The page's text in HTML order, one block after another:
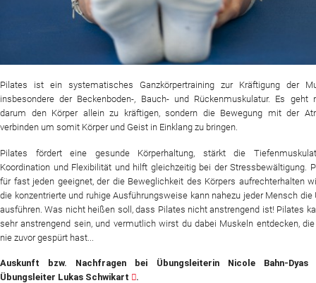
Pilates ist ein systematisches Ganzkörpertraining zur Kräftigung der
insbesondere der Beckenboden-, Bauch- und Rückenmuskulatur. Es geht
darum den Körper allein zu kräftigen, sondern die Bewegung mit der
verbinden um somit Körper und Geist in Einklang zu bringen.
Pilates fördert eine gesunde Körperhaltung, stärkt die
Koordination und Flexibilität und hilft gleichzeitig bei der Stressbewältigung.
für fast jeden geeignet, der die Beweglichkeit des Körpers aufrechterhalten
die konzentrierte und ruhige Ausführungsweise kann nahezu jeder Mensch die
ausführen. Was nicht heißen soll, dass Pilates nicht anstrengend ist! Pilates
sehr anstrengend sein, und vermutlich wirst du dabei Muskeln entdecken,
nie zuvor gespürt hast...
Auskunft bzw. Nachfragen bei Übungsleiterin Nicole Bahn-Dyas
Übungsleiter Lukas Schwikart
.